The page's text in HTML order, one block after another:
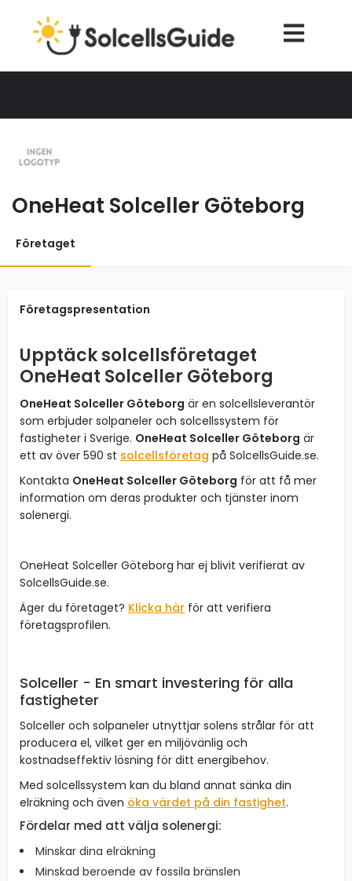
OneHeat Solceller Göteborg
Företaget
Företagspresentation
Upptäck solcellsföretaget
OneHeat Solceller Göteborg
OneHeat Solceller Göteborg är en solcellsleverantör
som erbjuder solpaneler och solcellssystem för
fastigheter i Sverige. OneHeat Solceller Göteborg är
ett av över 590 st solcellsföretag på SolcellsGuide.se.
Kontakta OneHeat Solceller Göteborg för att få mer
information om deras produkter och tjänster inom
solenergi.
OneHeat Solceller Göteborg har ej blivit verifierat av
SolcellsGuide.se.
Äger du företaget? Klicka här för att verifiera
företagsprofilen.
Solceller - En smart investering för alla
fastigheter
Solceller och solpaneler utnyttjar solens strålar för att
producera el, vilket ger en miljövänlig och
kostnadseffektiv lösning för ditt energibehov.
Med solcellssystem kan du bland annat sänka din
elräkning och även öka värdet på din fastighet.
Fördelar med att välja solenergi:
Minskar dina elräkning
Minskad beroende av fossila bränslen